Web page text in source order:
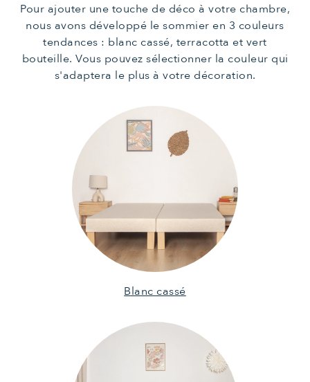
Pour ajouter une touche de déco à votre chambre,
nous avons développé le sommier en 3 couleurs
tendances : blanc cassé, terracotta et vert
bouteille. Vous pouvez sélectionner la couleur qui
s'adaptera le plus à votre décoration.
Blanc cassé